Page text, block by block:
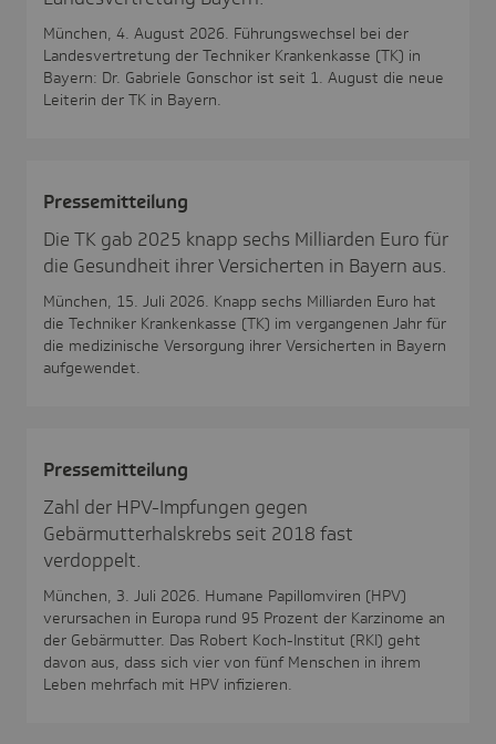
München, 4. August 2026. Führungswechsel bei der
Landesvertretung der Techniker Krankenkasse (TK) in
Bayern: Dr. Gabriele Gonschor ist seit 1. August die neue
Leiterin der TK in Bayern.
Pres­se­mit­tei­lung
Die TK gab 2025 knapp sechs Milliarden Euro für
die Gesundheit ihrer Versicherten in Bayern aus.
München, 15. Juli 2026. Knapp sechs Milliarden Euro hat
die Techniker Krankenkasse (TK) im vergangenen Jahr für
die medizinische Versorgung ihrer Versicherten in Bayern
aufgewendet.
Pres­se­mit­tei­lung
Zahl der HPV-Impfungen gegen
Gebärmutterhalskrebs seit 2018 fast
verdoppelt.
München, 3. Juli 2026. Humane Papillomviren (HPV)
verursachen in Europa rund 95 Prozent der Karzinome an
der Gebärmutter. Das Robert Koch-Institut (RKI) geht
davon aus, dass sich vier von fünf Menschen in ihrem
Leben mehrfach mit HPV infizieren.